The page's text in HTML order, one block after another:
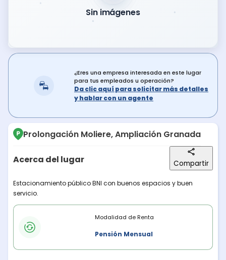
Sin imágenes
¿Eres una empresa interesada en este lugar
para tus empleados u operación?
Da clic aquí para solicitar más detalles
y hablar con un agente
Prolongación Moliere, Ampliación Granada
Acerca del lugar Compartir
Descripción del lugar
Estacionamiento público BNI con buenos espacios y buen
servicio.
Modalidades de rentaModalidad de Renta
Pensión Mensual